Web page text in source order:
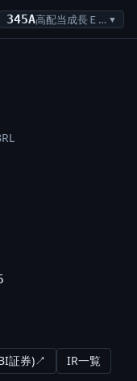
345A 高配当成長ＥＴＮ ▼
証券)↗ IR一覧